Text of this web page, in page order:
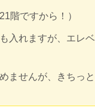
階ですから！）
入れますが、エレ
ませんが、きちっと